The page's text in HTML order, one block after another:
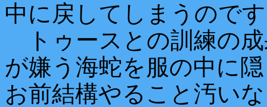
中に戻してしまうので
トゥースとの訓練の
が嫌う海蛇を服の中に
お前結構やること汚い